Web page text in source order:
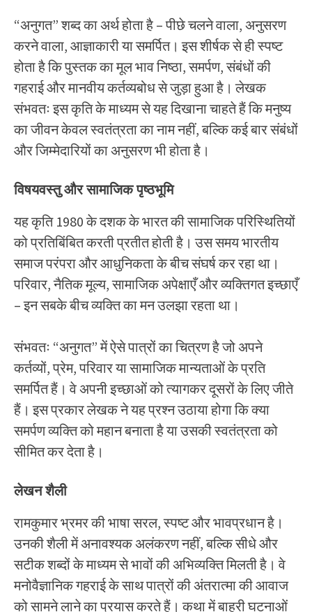
“अनुगत” शब्द का अर्थ होता है – पीछे चलने वाला, अनुसरण
करने वाला, आज्ञाकारी या समर्पित। इस शीर्षक से ही स्पष्ट
होता है कि पुस्तक का मूल भाव निष्ठा, समर्पण, संबंधों की
गहराई और मानवीय कर्तव्यबोध से जुड़ा हुआ है। लेखक
संभवतः इस कृति के माध्यम से यह दिखाना चाहते हैं कि मनुष्य
का जीवन केवल स्वतंत्रता का नाम नहीं, बल्कि कई बार संबंधों
और जिम्मेदारियों का अनुसरण भी होता है।
विषयवस्तु और सामाजिक पृष्ठभूमि
यह कृति 1980 के दशक के भारत की सामाजिक परिस्थितियों
को प्रतिबिंबित करती प्रतीत होती है। उस समय भारतीय
समाज परंपरा और आधुनिकता के बीच संघर्ष कर रहा था।
परिवार, नैतिक मूल्य, सामाजिक अपेक्षाएँ और व्यक्तिगत इच्छाएँ
– इन सबके बीच व्यक्ति का मन उलझा रहता था।
संभवतः “अनुगत” में ऐसे पात्रों का चित्रण है जो अपने
कर्तव्यों, प्रेम, परिवार या सामाजिक मान्यताओं के प्रति
समर्पित हैं। वे अपनी इच्छाओं को त्यागकर दूसरों के लिए जीते
हैं। इस प्रकार लेखक ने यह प्रश्न उठाया होगा कि क्या
समर्पण व्यक्ति को महान बनाता है या उसकी स्वतंत्रता को
सीमित कर देता है।
लेखन शैली
रामकुमार भ्रमर की भाषा सरल, स्पष्ट और भावप्रधान है।
उनकी शैली में अनावश्यक अलंकरण नहीं, बल्कि सीधे और
सटीक शब्दों के माध्यम से भावों की अभिव्यक्ति मिलती है। वे
मनोवैज्ञानिक गहराई के साथ पात्रों की अंतरात्मा की आवाज
को सामने लाने का प्रयास करते हैं। कथा में बाहरी घटनाओं